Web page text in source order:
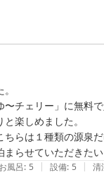
チェリー」に無料で
楽しめました。
らは１種類の源泉
らせていただきたい
風呂: 5 | 設備: 5 | 清